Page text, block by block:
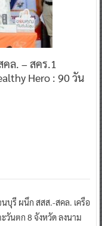
ล. – สคร.1
Hero : 90 วัน
บุรี ผนึก สสส.-สคล. เครือ
วันตก 8 จังหวัด ลงนาม